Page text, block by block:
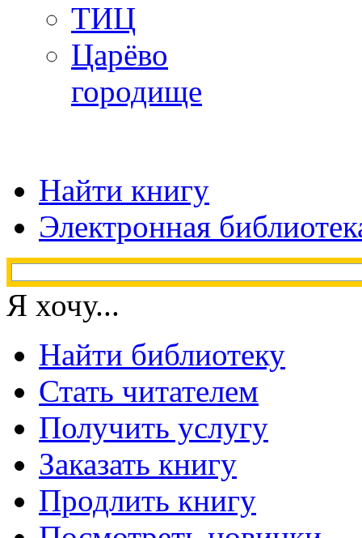
ТИЦ
Царёво
городище
Найти книгу
Электронная
Я хочу...
Найти библиотеку
Стать читателем
Получить услугу
Заказать книгу
Продлить книгу